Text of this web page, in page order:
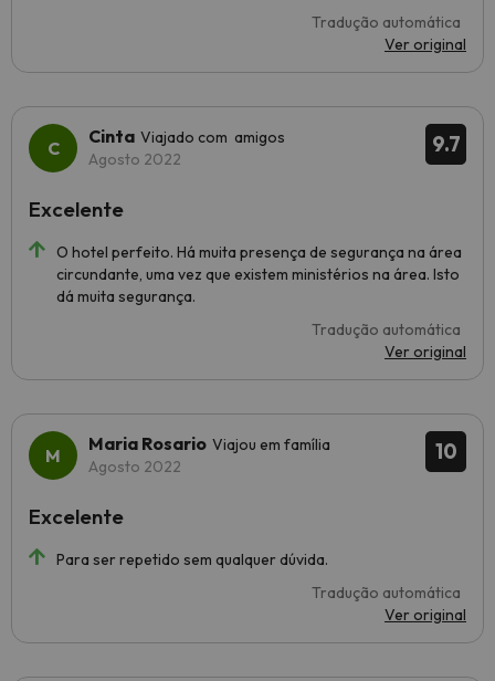
Tradução automática
Ver original
9.7
Cinta Viajado com amigos
Agosto 2022
O hotel perfeito. Há muita presença de segurança na área
circundante, uma vez que existem ministérios na área. Isto
dá muita segurança.
Tradução automática
Ver original
Excelente
10
Maria Rosario Viajou em família
Agosto 2022
Para ser repetido sem qualquer dúvida.
Tradução automática
Ver original
Excelente